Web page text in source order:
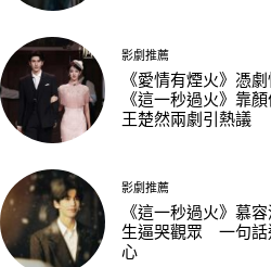
影劇推薦
《愛情有煙火》憑
《這一秒過火》靠
王楚然兩劇引熱議
影劇推薦
《這一秒過火》慕
生逼哭觀眾 一句話
心